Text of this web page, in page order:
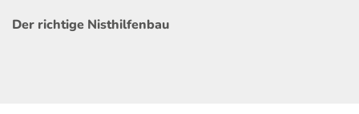
Der richtige Nisthilfenbau